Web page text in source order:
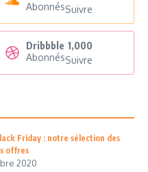
AbonnésSuivre
Dribbble 1,000
AbonnésSuivre
Friday : notre sélection des
offres
2020